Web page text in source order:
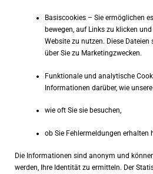
Basiscookies – Sie ermöglichen
bewegen, auf Links zu klicken
Website zu nutzen. Diese
über Sie zu Marketingzwecken.
Funktionale und analytische
Informationen darüber, wie
wie oft Sie sie besuchen,
ob Sie Fehlermeldungen erhalten
Die Informationen sind anonym und
werden, Ihre Identität zu ermitteln. Der